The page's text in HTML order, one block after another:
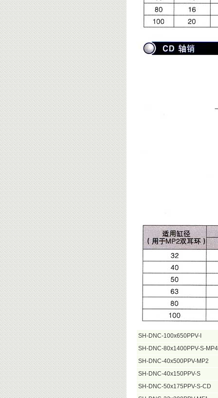
SH-DNC-100x650PPV-I
SH-DNC-80x1400PPV-S-MP4
SH-DNC-40x500PPV-MP2
SH-DNC-40x150PPV-S
SH-DNC-50x175PPV-S-CD